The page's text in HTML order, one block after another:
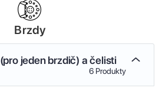
Brzdy
jeden brzdič) a čelisti
6 Produkty